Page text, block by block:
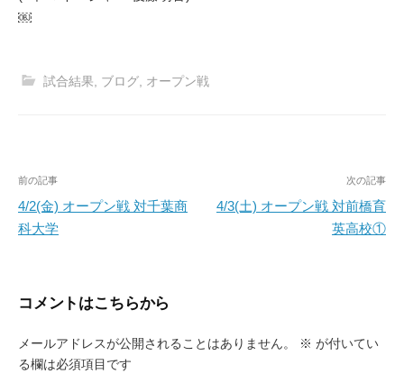
￼
試合結果 ブログ オープン戦
投
稿
ナ
ゲ
シ
ョ
前の記事
4/2(金) オープン戦 対千葉商
科大学
次の記事
4/3(土) オープン戦 対前橋育
英高校①
コメントはこちらから
メールアドレスが公開されることはありません。 ※ が付いてい
る欄は必須項目です